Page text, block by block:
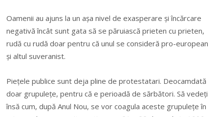
Oamenii au ajuns la un aşa nivel de exasperare şi încărcare
negativă încât sunt gata să se păruiască prieten cu prieten,
rudă cu rudă doar pentru că unul se consideră pro-european
şi altul suveranist.
Pieţele publice sunt deja pline de protestatari. Deocamdată
doar grupuleţe, pentru că e perioadă de sărbători. Să vedeţi
însă cum, după Anul Nou, se vor coagula aceste grupuleţe în